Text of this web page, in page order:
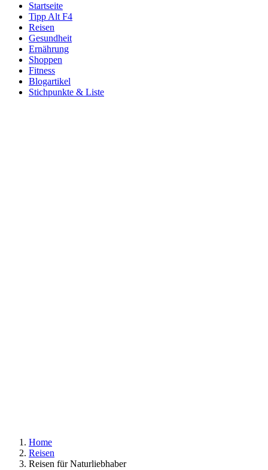
Startseite
Tipp Alt F4
Reisen
Gesundheit
Ernährung
Shoppen
Fitness
Blogartikel
Stichpunkte & Liste
Home
Reisen
Reisen für Naturliebhaber